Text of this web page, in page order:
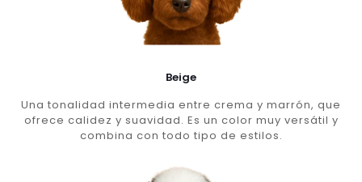
Beige
Una tonalidad intermedia entre crema y marrón, que
ofrece calidez y suavidad. Es un color muy versátil y
combina con todo tipo de estilos.